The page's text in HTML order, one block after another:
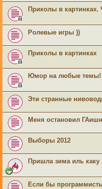
Приколы в картинках.
Ролевые игры ))
Приколы в картинках
Юмор на любые темы!
Эти странные
Меня остановил
Выборы 2012
Пришла зима иль каку
Если бы